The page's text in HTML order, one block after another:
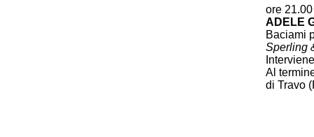
ore 21.00
ADELE
Baciami
Sperling
Al
di Travo